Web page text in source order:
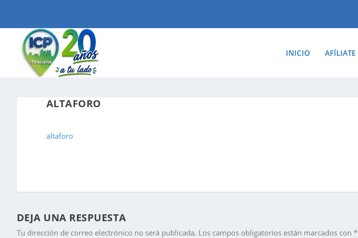
INICIO AFÍLIATE
ALTAFORO
altaforo
DEJA UNA RESPUESTA
Tu dirección de correo electrónico no será publicada. Los campos obligatorios están marcados con *